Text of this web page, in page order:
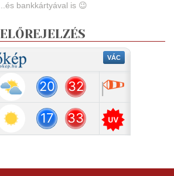
...és bankkártyával is 😉
ELŐREJELZÉS